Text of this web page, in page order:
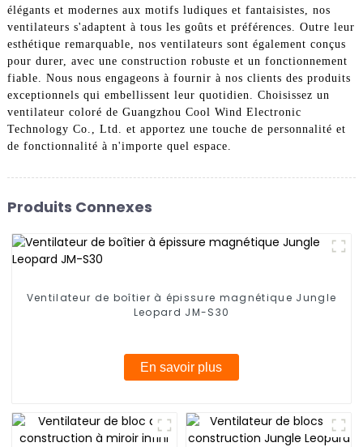
élégants et modernes aux motifs ludiques et fantaisistes, nos
ventilateurs s'adaptent à tous les goûts et préférences. Outre leur
esthétique remarquable, nos ventilateurs sont également conçus
pour durer, avec une construction robuste et un fonctionnement
fiable. Nous nous engageons à fournir à nos clients des produits
exceptionnels qui embellissent leur quotidien. Choisissez un
ventilateur coloré de Guangzhou Cool Wind Electronic
Technology Co., Ltd. et apportez une touche de personnalité et
de fonctionnalité à n'importe quel espace.
Produits Connexes
Ventilateur de boîtier à épissure magnétique Jungle
Leopard JM-S30
En savoir plus